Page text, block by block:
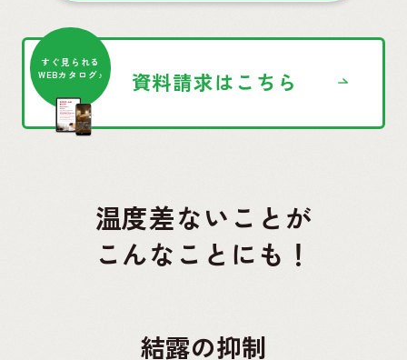
すぐ見られる
WEBカタログ♪
資料請求はこちら
温度差ないことが
こんなことにも！
結露の抑制